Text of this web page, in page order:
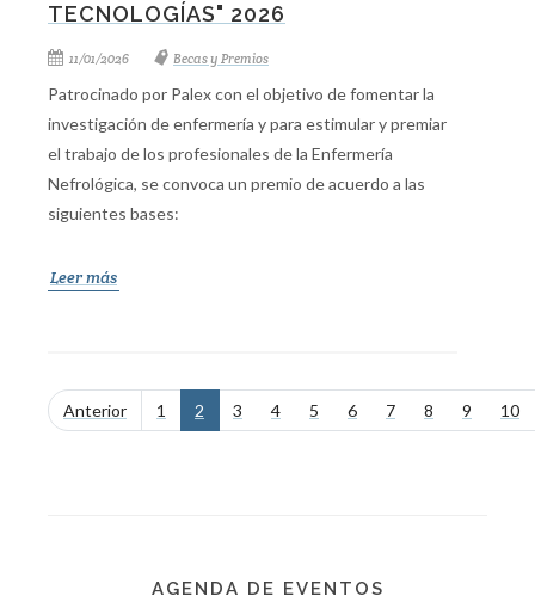
TECNOLOGÍAS" 2026
11/01/2026 Becas y Premios
Patrocinado por Palex con el objetivo de fomentar la
investigación de enfermería y para estimular y premiar
el trabajo de los profesionales de la Enfermería
Nefrológica, se convoca un premio de acuerdo a las
siguientes bases:
Leer más
Anterior 1 2 3 4 5 6 7 8 9 10
AGENDA DE EVENTOS